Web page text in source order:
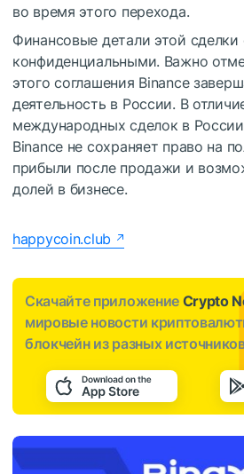
во время этого перехода.
Финансовые детали этой сделки
конфиденциальными. Важно
этого соглашения Binance
деятельность в России. В
международных сделок в
Binance не сохраняет право на
прибыли после продажи и
долей в бизнесе.
happycoin.club
Скачайте приложение Crypto
мировые новости
блокчейн из разных